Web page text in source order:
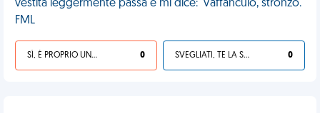
vestita leggermente passa e mi dice: 'Vaffanculo, stronzo.'
FML
SÌ, È PROPRIO UNA VDM! 0 SVEGLIATI, TE LA SEI CERCATA! 0